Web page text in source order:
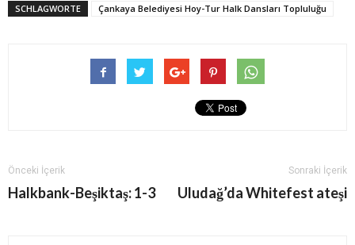
SCHLAGWORTE Çankaya Belediyesi Hoy-Tur Halk Dansları Topluluğu
Önceki İçerik
Halkbank-Beşiktaş: 1-3
Sonraki İçerik
Uludağ’da Whitefest ateşi